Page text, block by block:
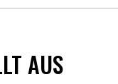
AUS